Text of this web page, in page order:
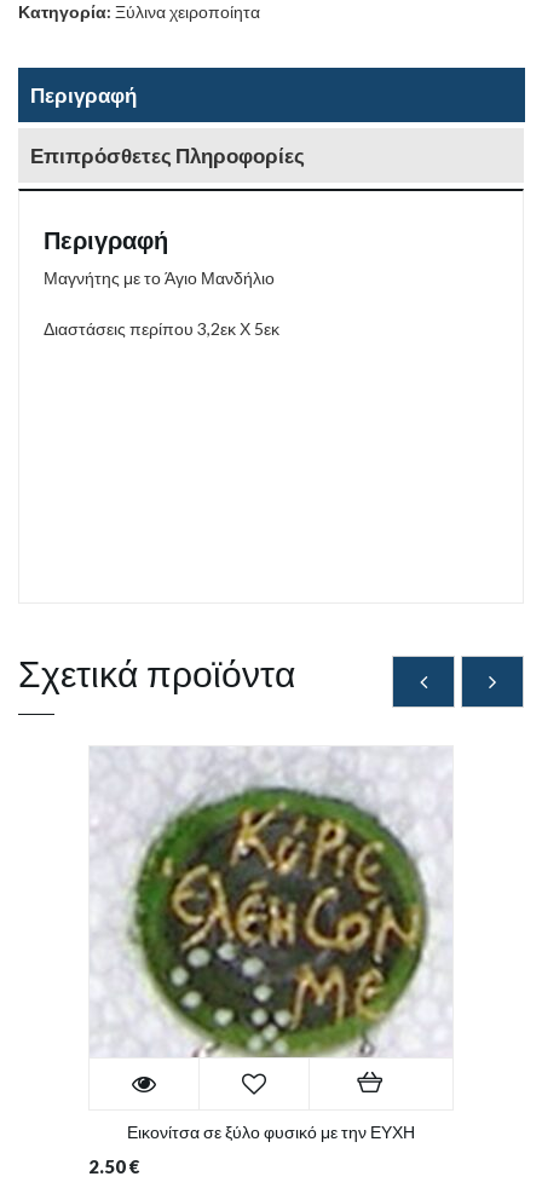
Κατηγορία: Ξύλινα χειροποίητα
Περιγραφή
Επιπρόσθετες Πληροφορίες
Περιγραφή
Μαγνήτης με το Άγιο Μανδήλιο
Διαστάσεις περίπου 3,2εκ Χ 5εκ
Σχετικά προϊόντα
Εικονίτσα σε ξύλο φυσικό με την ΕΥΧΗ
2.50€